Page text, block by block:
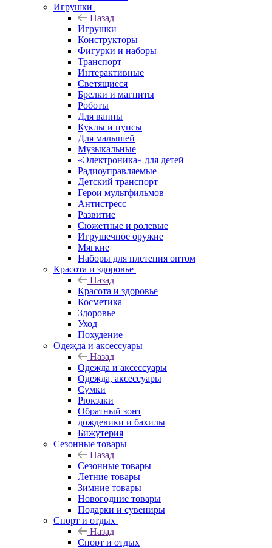
Игрушки
Назад
Игрушки
Конструкторы
Фигурки и наборы
Транспорт
Интерактивные
Светящиеся
Брелки и магниты
Роботы
Для ванны
Куклы и пупсы
Для малышей
Музыкальные
«Электроника» для детей
Радиоуправляемые
Детский транспорт
Герои мультфильмов
Антистресс
Развитие
Сюжетные и ролевые
Игрушечное оружие
Мягкие
Наборы для плетения оптом
Красота и здоровье
Назад
Красота и здоровье
Косметика
Здоровье
Уход
Похудение
Одежда и аксессуары
Назад
Одежда и аксессуары
Одежда, аксессуары
Сумки
Рюкзаки
Обратный зонт
дождевики и бахилы
Бижутерия
Сезонные товары
Назад
Сезонные товары
Летние товары
Зимние товары
Новогодние товары
Подарки и сувениры
Спорт и отдых
Назад
Спорт и отдых